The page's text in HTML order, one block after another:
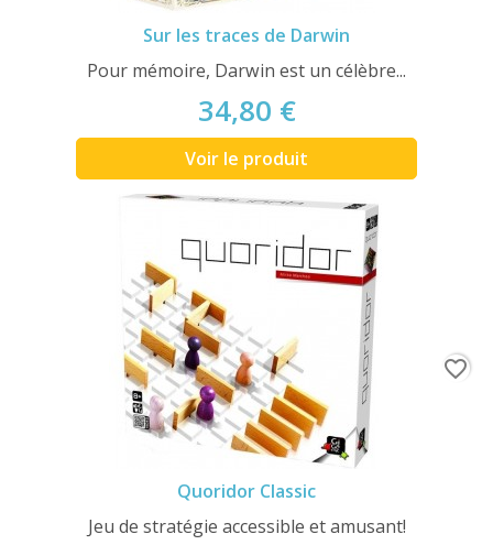
Sur les traces de Darwin
Pour mémoire, Darwin est un célèbre...
34,80 €
Voir le produit
Quoridor Classic
Jeu de stratégie accessible et amusant!
favorite_border